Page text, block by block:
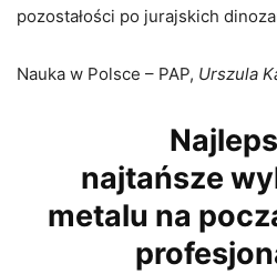
pozostałości po jurajskich
Nauka w Polsce – PAP, Urszula
najtańsze
metalu na